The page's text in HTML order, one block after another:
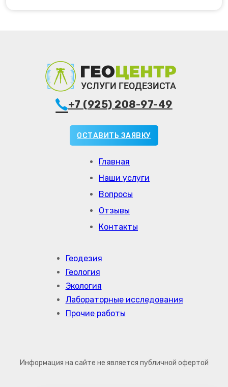
Главная
Наши услуги
Вопросы
Отзывы
Контакты
Геодезия
Геология
Экология
Лабораторные исследования
Прочие работы
+7 (925) 208-97-49
ОСТАВИТЬ ЗАЯВКУ
Информация на сайте не является публичной офертой